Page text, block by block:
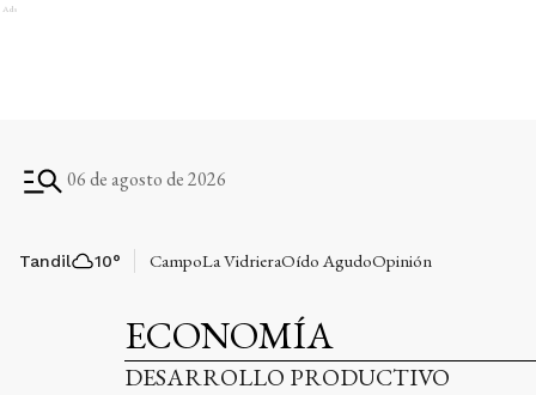
Ads
06 de agosto de 2026
Tandil 10° CampoLa VidrieraOído AgudoOpinión
ECONOMÍA
DESARROLLO PRODUCTIVO